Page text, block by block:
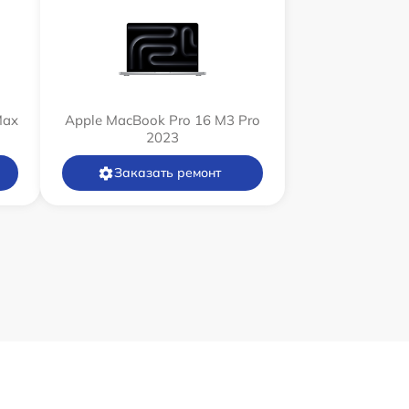
Apple MacBook Pro 16 M3 Pro
2023
Заказать ремонт